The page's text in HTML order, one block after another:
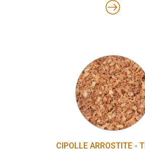
CIPOLLE ARROSTITE -